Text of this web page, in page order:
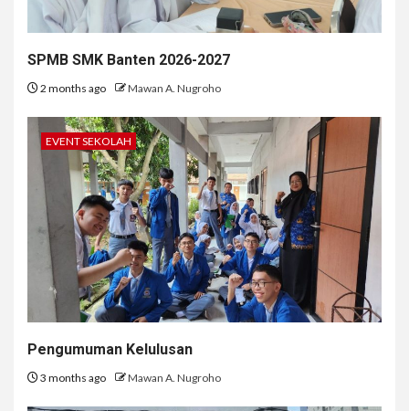
SPMB SMK Banten 2026-2027
2 months ago Mawan A. Nugroho
EVENT SEKOLAH
Pengumuman Kelulusan
3 months ago Mawan A. Nugroho